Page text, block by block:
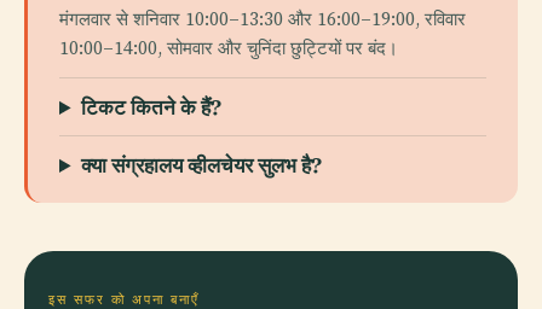
मंगलवार से शनिवार 10:00–13:30 और 16:00–19:00, रविवार
10:00–14:00, सोमवार और चुनिंदा छुट्टियों पर बंद।
टिकट कितने के हैं?
क्या संग्रहालय व्हीलचेयर सुलभ है?
इस सफर को अपना बनाएँ